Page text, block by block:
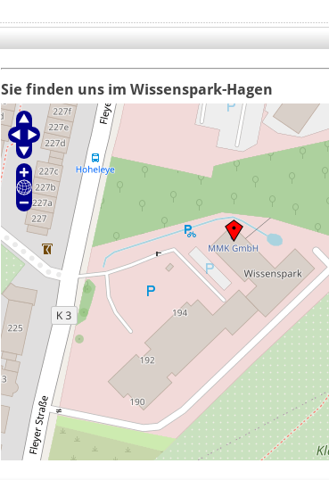
Sie finden uns im Wissenspark-Hagen